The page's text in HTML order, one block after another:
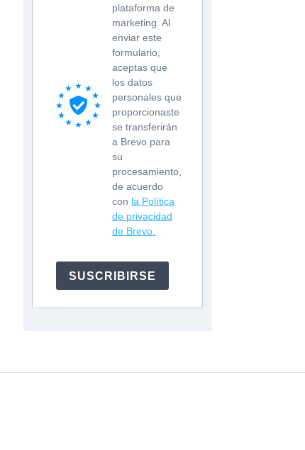
plataforma de
marketing. Al
enviar este
formulario,
aceptas que
los datos
personales que
proporcionaste
se transferirán
a Brevo para
su
procesamiento,
de acuerdo
con la Política
de privacidad
de Brevo.
SUSCRIBIRSE